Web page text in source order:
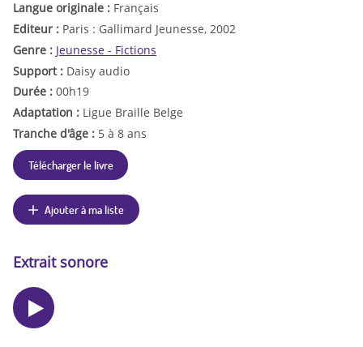
Langue originale : Français
Editeur : Paris : Gallimard Jeunesse, 2002
Genre : Jeunesse - Fictions
Support : Daisy audio
Durée : 00h19
Adaptation : Ligue Braille Belge
Tranche d'âge : 5 à 8 ans
Télécharger le livre
Ajouter à ma liste
Extrait sonore